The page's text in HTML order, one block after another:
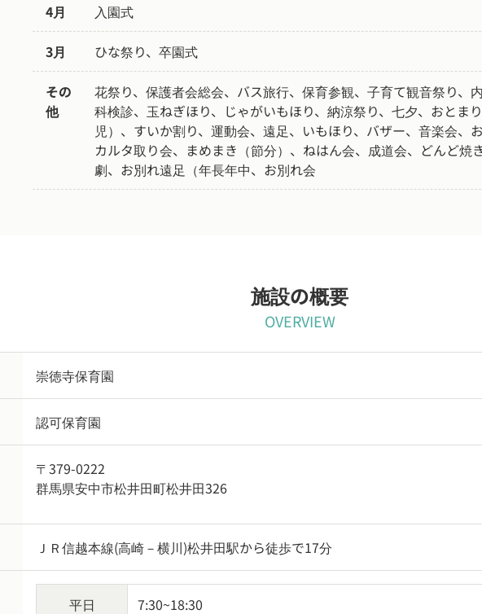
4月 入園式
3月 ひな祭り、卒園式
その
他
花祭り、保護者会総会、バス旅行、保育参観、子育て観音祭り、
科検診、玉ねぎほり、じゃがいもほり、納涼祭り、七夕、おとま
児）、すいか割り、運動会、遠足、いもほり、バザー、音楽会、
カルタ取り会、まめまき（節分）、ねはん会、成道会、どんど焼
劇、お別れ遠足（年長年中、お別れ会
施設の概要
OVERVIEW
崇徳寺保育園
認可保育園
〒379-0222
群馬県安中市松井田町松井田326
ＪＲ信越本線(高崎－横川)松井田駅から徒歩で17分
平日 7:30~18:30